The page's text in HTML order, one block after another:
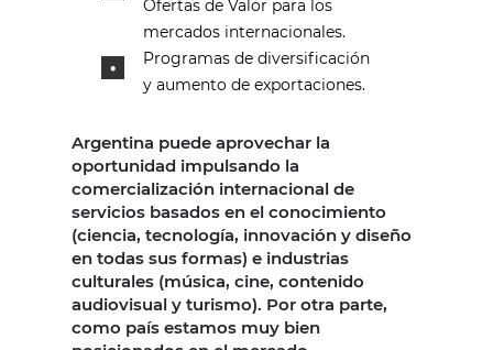
Ofertas de Valor para los
mercados internacionales.
Programas de diversificación
y aumento de exportaciones.
Argentina puede aprovechar la
oportunidad impulsando la
comercialización internacional de
servicios basados en el conocimiento
(ciencia, tecnología, innovación y diseño
en todas sus formas) e industrias
culturales (música, cine, contenido
audiovisual y turismo). Por otra parte,
como país estamos muy bien